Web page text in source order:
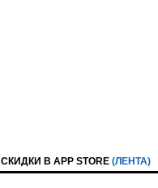
СКИДКИ В APP STORE (ЛЕНТА)